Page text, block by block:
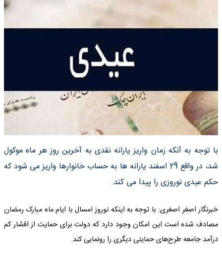
با توجه به آنکه زمان واریز یارانه نقدی به آخرین روز هر ماه موکول
شد، در واقع 29 اسفند یارانه ها به حساب خانوارها واریز می شود که
حکم عیدی نوروزی را پیدا می کند.
خبرنگار اصغر اصغری: با توجه به اینکه نوروز امسال با ایام ماه مبارک رمضان
مصادف شده است این امکان وجود دارد که دولت برای حمایت از اقشار کم
درآمد جامعه طرح‌های حمایتی دیگری را رونمایی کند.